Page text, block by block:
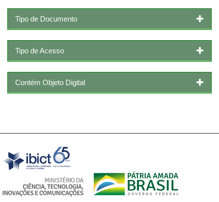
Tipo de Documento
Tipo de Acesso
Contém Objeto Digital